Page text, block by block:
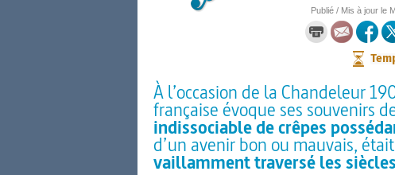
Publié / Mis à jour le
À l’occasion de la Chandeleur
française évoque ses souvenirs
indissociable de crêpes
d’un avenir bon ou mauvais,
vaillamment traversé les siècles